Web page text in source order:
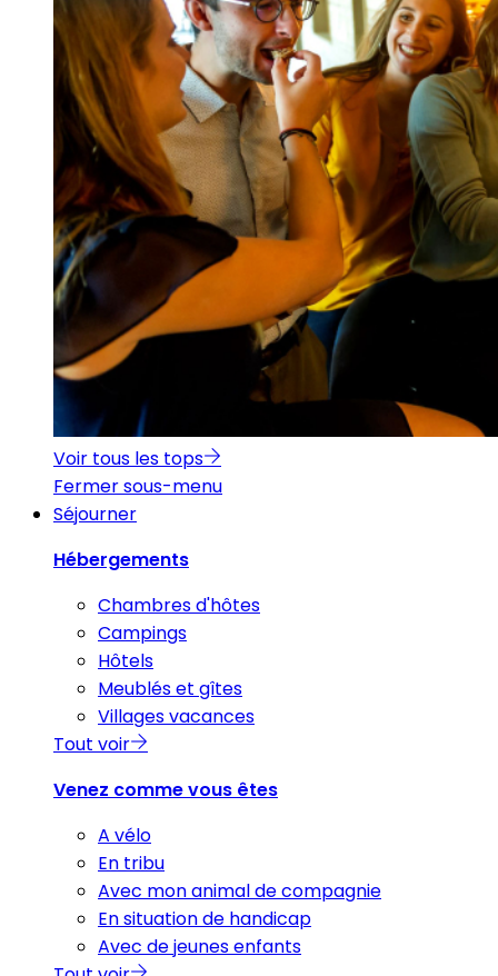
Voir tous les tops
Fermer sous-menu
Séjourner
Hébergements
Chambres d'hôtes
Campings
Hôtels
Meublés et gîtes
Villages vacances
Tout voir
Venez comme vous êtes
A vélo
En tribu
Avec mon animal de compagnie
En situation de handicap
Avec de jeunes enfants